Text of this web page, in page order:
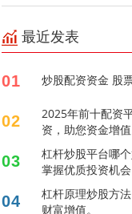
最近发表
01 炒股配资资金 股
02
2025年前十配资
资，助您资金增值
03
杠杆炒股平台哪
掌握优质投资机会
04
杠杆原理炒股方
财富增值。